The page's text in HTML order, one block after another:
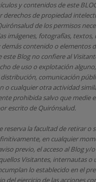
y contenidos de este
derechos de propiedad
de los permisos
imágenes, fotografías, textos,
contenido o elementos
este Blog no confiere al
de uso o explotación
comunicación
o cualquier otra actividad
prohibida salvo que medie
escrito de Quirónsalud.
reserva la facultad de retirar o
en cualquier
previo, el acceso al Blog y/
Visitantes, internautas o
lo establecido en el
del ejercicio de las acciones